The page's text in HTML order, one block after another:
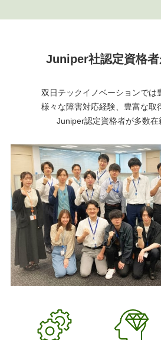
Juniper社認定資格
双日テックイノベーションでは
様々な障害対応経験、豊富な取
Juniper認定資格者が多数在